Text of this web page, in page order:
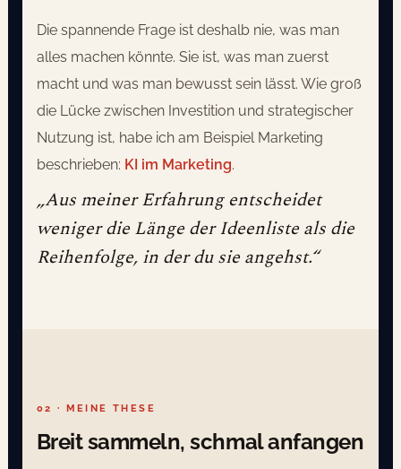
Die spannende Frage ist deshalb nie, was man
alles machen könnte. Sie ist, was man zuerst
macht und was man bewusst sein lässt. Wie groß
die Lücke zwischen Investition und strategischer
Nutzung ist, habe ich am Beispiel Marketing
beschrieben: KI im Marketing.
„Aus meiner Erfahrung entscheidet
weniger die Länge der Ideenliste als die
Reihenfolge, in der du sie angehst.“
02 · MEINE THESE
Breit sammeln, schmal anfangen